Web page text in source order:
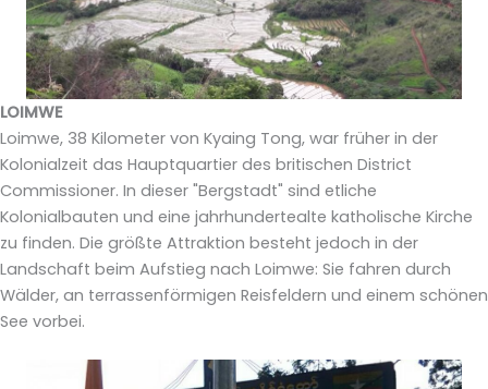
LOIMWE
Loimwe, 38 Kilometer von Kyaing Tong, war früher in der
Kolonialzeit das Hauptquartier des britischen District
Commissioner. In dieser "Bergstadt" sind etliche
Kolonialbauten und eine jahrhundertealte katholische Kirche
zu finden. Die größte Attraktion besteht jedoch in der
Landschaft beim Aufstieg nach Loimwe: Sie fahren durch
Wälder, an terrassenförmigen Reisfeldern und einem schönen
See vorbei.